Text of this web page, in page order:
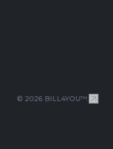
© 2026 BILL4YOU™.